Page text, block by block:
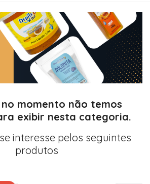
no momento não temos
exibir nesta categoria.
interesse pelos seguintes
produtos